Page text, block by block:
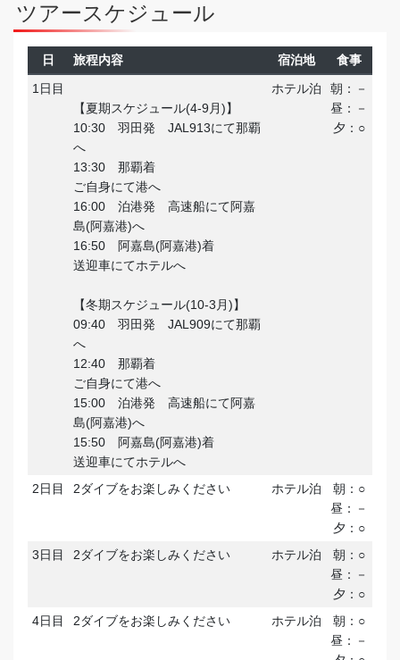
ツアースケジュール
日 旅程内容 宿泊地
食事
1日目
【夏期スケジュール(4-9月)】
10:30 羽田発 JAL913にて那覇
へ
13:30 那覇着
ご自身にて港へ
16:00 泊港発 高速船にて阿嘉
島(阿嘉港)へ
16:50 阿嘉島(阿嘉港)着
送迎車にてホテルへ
【冬期スケジュール(10-3月)】
09:40 羽田発 JAL909にて那覇
へ
12:40 那覇着
ご自身にて港へ
15:00 泊港発 高速船にて阿嘉
島(阿嘉港)へ
15:50 阿嘉島(阿嘉港)着
送迎車にてホテルへ
ホテル泊
朝：－
昼：－
夕：○
2日目 2ダイブをお楽しみください ホテル泊
朝：○
昼：－
夕：○
3日目
2ダイブをお楽しみください ホテル泊
朝：○
昼：－
夕：○
4日目
2ダイブをお楽しみください ホテル泊
朝：○
昼：－